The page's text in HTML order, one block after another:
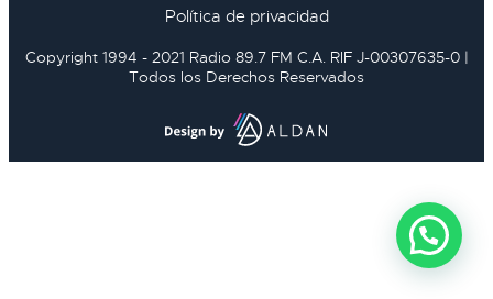
Política de privacidad
Copyright 1994 - 2021 Radio 89.7 FM C.A. RIF J-00307635-0 |
Todos los Derechos Reservados